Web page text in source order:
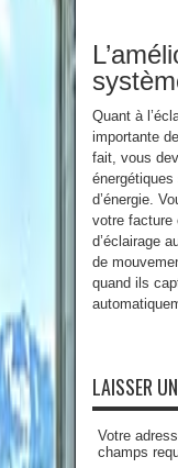
Quant à
importante
fait, vous
d’énergie.
votre facture
d’éclairage
de
quand ils
LAISSER
Votre
champs